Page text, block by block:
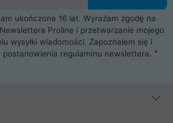
ukończone 16 lat. Wyrażam zgodę na
Proline i przetwarzanie mojego
wysyłki wiadomości. Zapoznałem się i
postanowienia regulaminu newslettera.